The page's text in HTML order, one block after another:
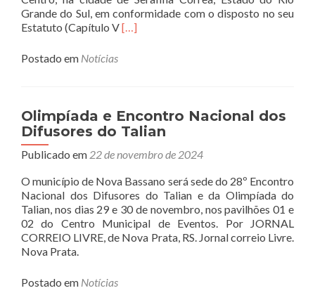
Grande do Sul, em conformidade com o disposto no seu
Estatuto (Capítulo VRead
da
Assembleia
Geral
Ordinária
Assodita
[…]
Postado em Notícias
Olimpíada e Encontro Nacional dos
Difusores do Talian
Publicado em 22 de novembro de 2024
O município de Nova Bassano será sede do 28º Encontro
Nacional dos Difusores do Talian e da Olimpíada do
Talian, nos dias 29 e 30 de novembro, nos pavilhões 01 e
02 do Centro Municipal de Eventos. Por JORNAL
CORREIO LIVRE, de Nova Prata, RS. Jornal correio Livre.
Nova Prata.
Postado em Notícias